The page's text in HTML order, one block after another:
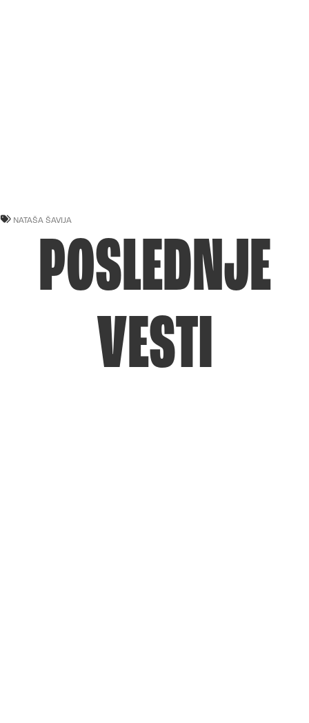
NATAŠA ŠAVIJA
POSLEDNJE
VESTI